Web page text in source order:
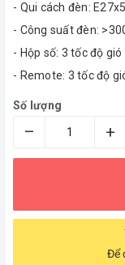
- Qui cách đèn: E27x5
- Công suất đèn:
- Hộp số: 3 tốc độ gió
- Remote: 3 tốc độ
Số lượng
– +
Để